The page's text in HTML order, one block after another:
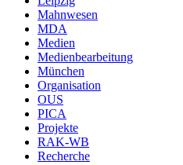
Mahnwesen
MDA
Medien
Medienbearbeitung
München
Organisation
OUS
PICA
Projekte
RAK-WB
Recherche